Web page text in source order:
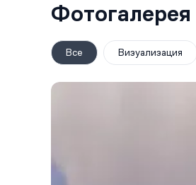
Фотогалерея
Все Визуализация